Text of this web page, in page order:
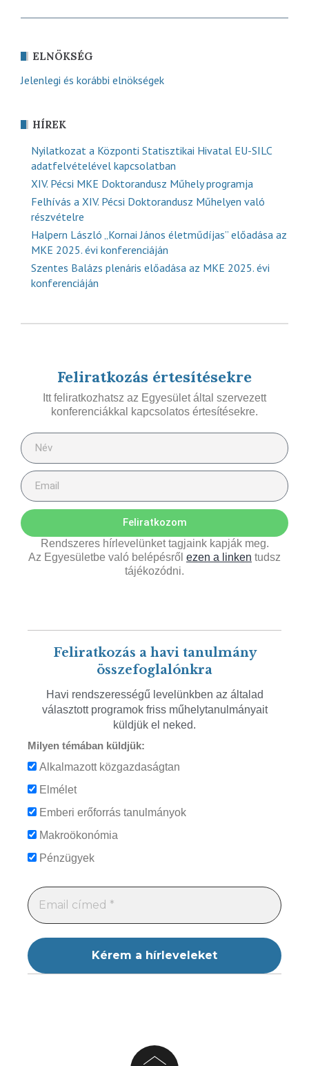
ELNÖKSÉG
Jelenlegi és korábbi elnökségek
HÍREK
Nyilatkozat a Központi Statisztikai Hivatal EU-SILC
adatfelvételével kapcsolatban
XIV. Pécsi MKE Doktorandusz Műhely programja
Felhívás a XIV. Pécsi Doktorandusz Műhelyen való
részvételre
Halpern László „Kornai János életműdíjas” előadása az
MKE 2025. évi konferenciáján
Szentes Balázs plenáris előadása az MKE 2025. évi
konferenciáján
Feliratkozás értesítésekre
Itt feliratkozhatsz az Egyesület által szervezett
konferenciákkal kapcsolatos értesítésekre.
Feliratkozom
Rendszeres hírlevelünket tagjaink kapják meg.
Az Egyesületbe való belépésről ezen a linken tudsz
tájékozódni.
Feliratkozás a havi tanulmány
összefoglalónkra
Havi rendszerességű levelünkben az általad
választott programok friss műhelytanulmányait
küldjük el neked.
Milyen témában küldjük:
Alkalmazott közgazdaságtan
Elmélet
Emberi erőforrás tanulmányok
Makroökonómia
Pénzügyek